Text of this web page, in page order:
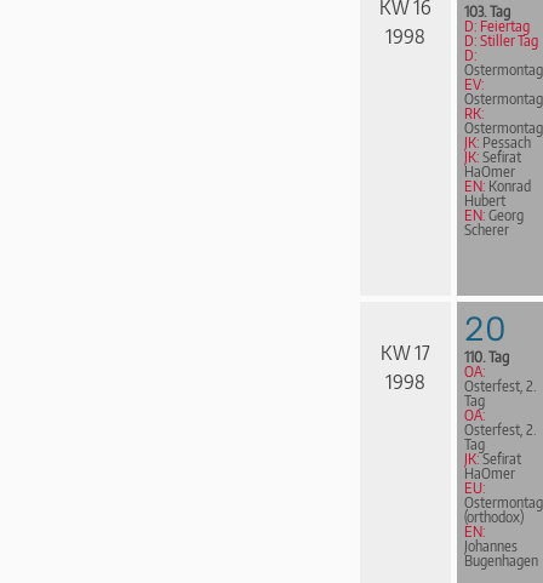
KW 16
1998
103. Tag
D: Feiertag
D: Stiller Tag
D:
Ostermontag
EV:
Ostermontag
RK:
Ostermontag
JK: Pessach
JK: Sefirat
HaOmer
EN: Konrad
Hubert
EN: Georg
Scherer
KW 17
1998
20
110. Tag
OA:
Osterfest, 2.
Tag
OA:
Osterfest, 2.
Tag
JK:Sefirat
HaOmer
EU:
Ostermontag
(orthodox)
EN:
Johannes
Bugen­ha­gen